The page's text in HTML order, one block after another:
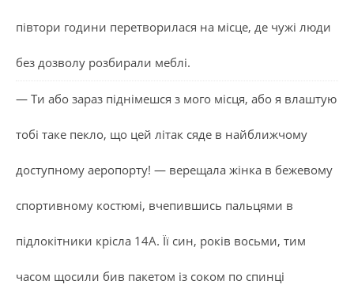
півтори години перетворилася на місце, де чужі люди
без дозволу розбирали меблі.
— Ти або зараз піднімешся з мого місця, або я влаштую
тобі таке пекло, що цей літак сяде в найближчому
доступному аеропорту! — верещала жінка в бежевому
спортивному костюмі, вчепившись пальцями в
підлокітники крісла 14А. Її син, років восьми, тим
часом щосили бив пакетом із соком по спинці